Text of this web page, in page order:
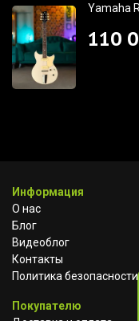
Yamaha
110
Информация
О нас
Блог
Видеоблог
Контакты
Политика безопасности
Покупателю